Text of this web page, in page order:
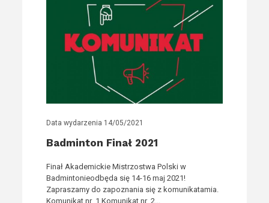
Data wydarzenia 14/05/2021
Badminton Finał 2021
Finał Akademickie Mistrzostwa Polski w
Badmintonieodbęda się 14-16 maj 2021!
Zapraszamy do zapoznania się z komunikatamia.
Komunikat nr_1 Komunikat nr_2...